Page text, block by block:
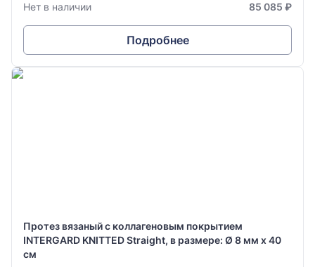
Нет в наличии
85 085 ₽
Подробнее
Протез вязаный с коллагеновым покрытием
INTERGARD KNITTED Straight, в размере: Ø 8 мм х 40
см